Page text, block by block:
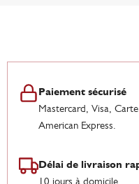
Paiement sécurisé
Mastercard, Visa,
American Express.
Délai de livraison
10 jours à domicile